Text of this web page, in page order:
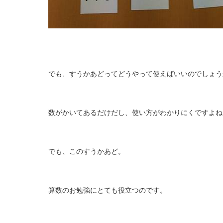
でも、すうかあどってどうやって使えばいいのでしょ
数がかいてあるだけだし、使い方がわかりにくですよ
でも、このすうかあど。
算数のお勉強にとても役立つのです。